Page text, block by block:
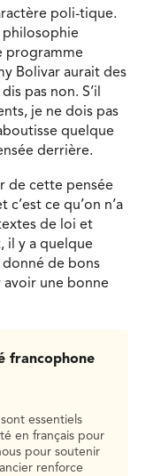
poli-tique.
philosophie
programme
Bolivar aurait des
pas non. S’il
je ne dois pas
quelque
derrière.
de cette pensée
ce qu’on n’a
de loi et
il y a quelque
donné de bons
une bonne
francophone
essentiels
en français pour
pour soutenir
renforce